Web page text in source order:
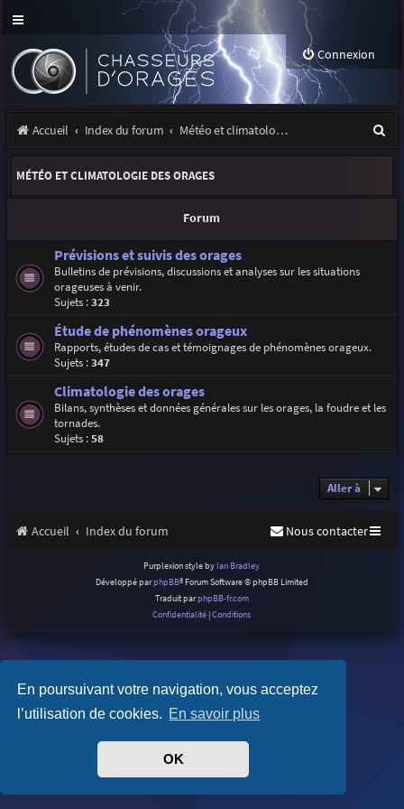
En poursuivant votre navigation, vous acceptez
l’utilisation de cookies. En savoir plus
OK
Connexion
Accueil Index du forum Météo et climatologie des orages
e
e
MÉTÉO ET CLIMATOLOGIE DES ORAGES
Forum
Prévisions et suivis des orages
Bulletins de prévisions, discussions et analyses sur les situations
orageuses à venir.
Sujets :323
Étude de phénomènes orageux
Rapports, études de cas et témoignages de phénomènes orageux.
Sujets :347
Climatologie des orages
Bilans, synthèses et données générales sur les orages, la foudre et les
tornades.
Sujets :58
Aller à
Accueil Index du forum Nous contacter
Purplexion style by Ian Bradley
Développé parphpBB® Forum Software © phpBB Limited
Traduit parphpBB-fr.com
Confidentialité |Conditions